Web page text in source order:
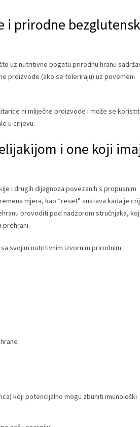
i prirodne
uz nutritivno bogatu prirodnu hranu
proizvode (ako se toleriraju) uz povemeni
ni mliječne proizvode i može se
u crijevu.
i one koji
i drugih dijagnoza povezanih s propusnim
mjera, kao “reset” sustava kada je
provoditi pod nadzorom stručnjaka,
prehrani.
svojim nutritivnim izvornim prirodnim
koji potencijalno mogu zbuniti imunološki